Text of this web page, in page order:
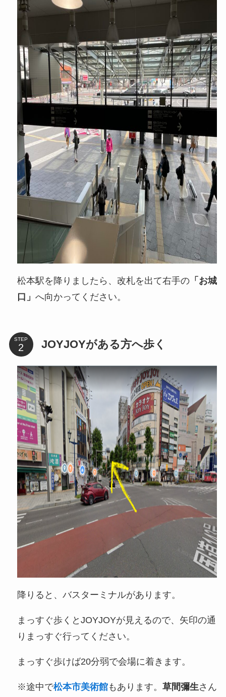
松本駅を降りましたら、改札を出て右手の「お城
口」 へ向かってください。
STEP JOYJOYがある方へ歩く
降りると、バスターミナルがあります。
まっすぐ歩くとJOYJOYが見えるので、矢印の通
りまっすぐ行ってください。
まっすぐ歩けば20分弱で会場に着きます。
※途中で松本市美術館もあります。 草間彌生さん